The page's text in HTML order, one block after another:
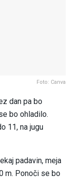
Foto: Canva
dan pa bo
bo ohladilo.
11, na jugu
padavin, meja
m. Ponoči se bo